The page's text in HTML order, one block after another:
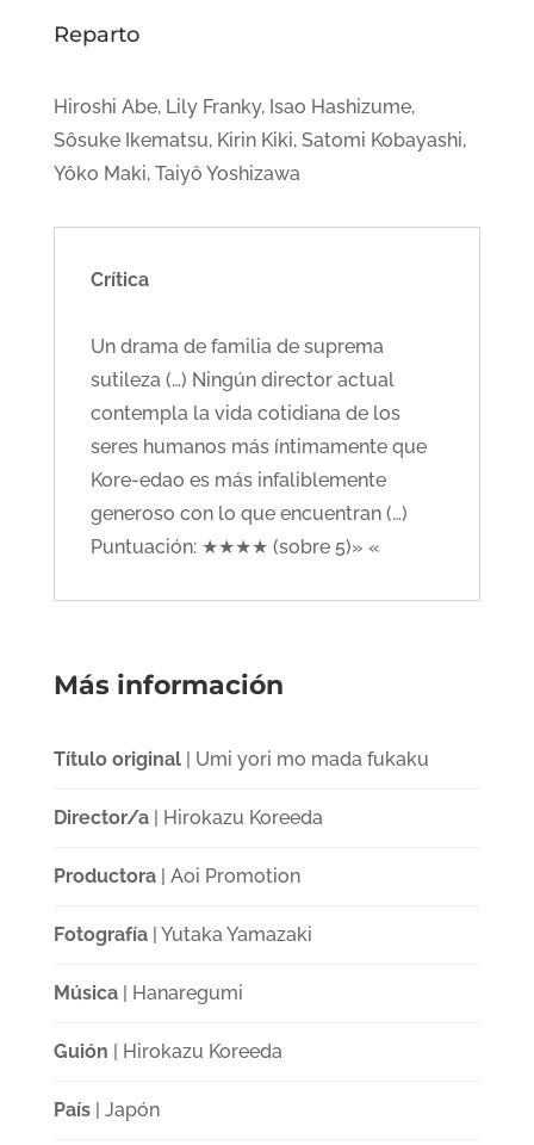
Reparto
Hiroshi Abe, Lily Franky, Isao Hashizume,
Sôsuke Ikematsu, Kirin Kiki, Satomi Kobayashi,
Yôko Maki, Taiyô Yoshizawa
Crítica
Un drama de familia de suprema
sutileza (…) Ningún director actual
contempla la vida cotidiana de los
seres humanos más íntimamente que
Kore-edao es más infaliblemente
generoso con lo que encuentran (…)
Puntuación: ★★★★ (sobre 5)» «
Más información
Título original| Umi yori mo mada fukaku
Director/a| Hirokazu Koreeda
Productora| Aoi Promotion
Fotografía| Yutaka Yamazaki
Música| Hanaregumi
Guión | Hirokazu Koreeda
País| Japón